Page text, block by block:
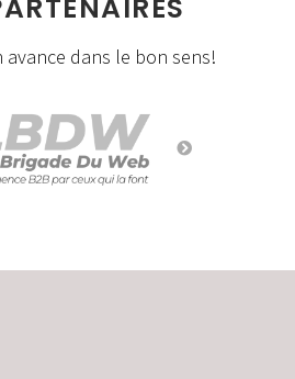
avance dans le bon sens!